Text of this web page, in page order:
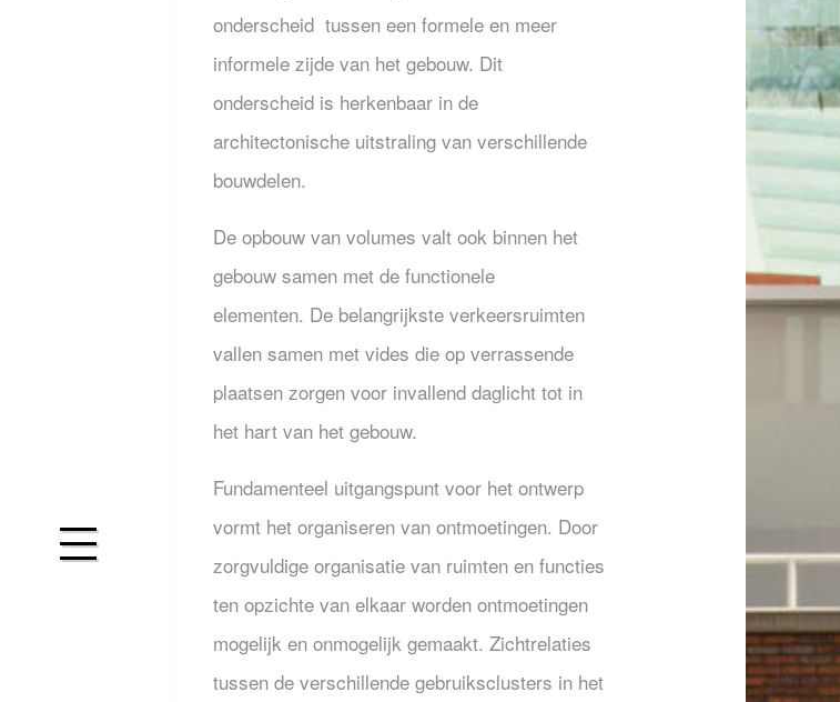
onderscheid tussen een formele en meer
informele zijde van het gebouw. Dit
onderscheid is herkenbaar in de
architectonische uitstraling van verschillende
bouwdelen.
De opbouw van volumes valt ook binnen het
gebouw samen met de functionele
elementen. De belangrijkste verkeersruimten
vallen samen met vides die op verrassende
plaatsen zorgen voor invallend daglicht tot in
het hart van het gebouw.
Fundamenteel uitgangspunt voor het ontwerp
vormt het organiseren van ontmoetingen. Door
zorgvuldige organisatie van ruimten en functies
ten opzichte van elkaar worden ontmoetingen
mogelijk en onmogelijk gemaakt. Zichtrelaties
tussen de verschillende gebruiksclusters in het